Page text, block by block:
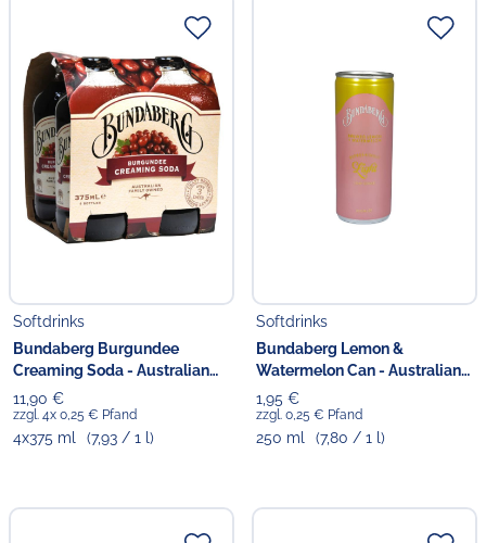
Softdrinks
Bundaberg Burgundee
Creaming Soda - Australian
Import
11,90 €
zzgl. 4x 0,25 € Pfand
4x375 ml (7,93 / 1 l)
Softdrinks
Bundaberg Lemon &
Watermelon Can - Australian
Import
1,95 €
zzgl. 0,25 € Pfand
250 ml (7,80 / 1 l)